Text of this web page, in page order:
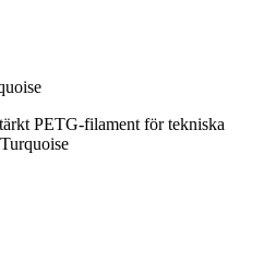
PETG-filament för tekniska